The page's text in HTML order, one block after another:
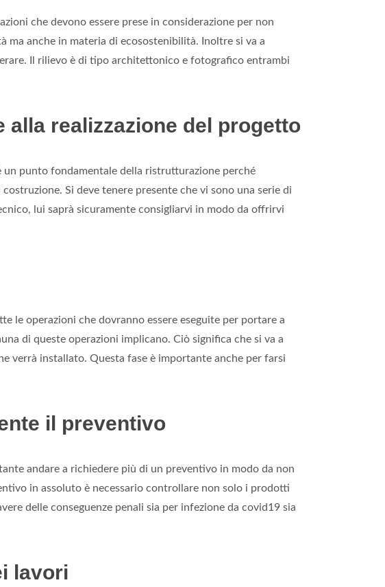
che devono essere prese in considerazione per non
anche in materia di ecosostenibilità. Inoltre si va a
Il rilievo è di tipo architettonico e fotografico entrambi
realizzazione del progetto
punto fondamentale della ristrutturazione perché
Si deve tenere presente che vi sono una serie di
lui saprà sicuramente consigliarvi in modo da offrirvi
le operazioni che dovranno essere eseguite per portare a
di queste operazioni implicano. Ciò significa che si va a
verrà installato. Questa fase è importante anche per farsi
il preventivo
andare a richiedere più di un preventivo in modo da non
in assoluto è necessario controllare non solo i prodotti
delle conseguenze penali sia per infezione da covid19 sia
lavori